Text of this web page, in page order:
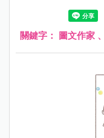
關鍵字： 圖文作家 、